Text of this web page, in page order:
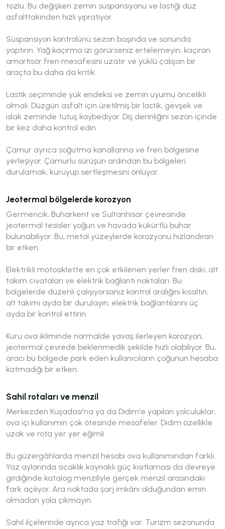
tozlu. Bu değişken zemin süspansiyonu ve lastiği düz
asfalttakinden hızlı yıpratıyor.
Süspansiyon kontrolünü sezon başında ve sonunda
yaptırın. Yağ kaçırma izi görürseniz ertelemeyin; kaçıran
amortisör fren mesafesini uzatır ve yüklü çalışan bir
araçta bu daha da kritik.
Lastik seçiminde yük endeksi ve zemin uyumu öncelikli
olmalı. Düzgün asfalt için üretilmiş bir lastik, gevşek ve
ıslak zeminde tutuş kaybediyor. Diş derinliğini sezon içinde
bir kez daha kontrol edin.
Çamur ayrıca soğutma kanallarına ve fren bölgesine
yerleşiyor. Çamurlu sürüşün ardından bu bölgeleri
durulamak, kuruyup sertleşmesini önlüyor.
Jeotermal bölgelerde korozyon
Germencik, Buharkent ve Sultanhisar çevresinde
jeotermal tesisler yoğun ve havada kükürtlü buhar
bulunabiliyor. Bu, metal yüzeylerde korozyonu hızlandıran
bir etken.
Elektrikli motosiklette en çok etkilenen yerler fren diski, alt
takım cıvataları ve elektrik bağlantı noktaları. Bu
bölgelerde düzenli çalışıyorsanız kontrol aralığını kısaltın:
alt takımı ayda bir durulayın, elektrik bağlantılarını üç
ayda bir kontrol ettirin.
Kuru ova ikliminde normalde yavaş ilerleyen korozyon,
jeotermal çevrede beklenmedik şekilde hızlı olabiliyor. Bu,
aracı bu bölgede park eden kullanıcıların çoğunun hesaba
katmadığı bir etken.
Sahil rotaları ve menzil
Merkezden Kuşadası'na ya da Didim'e yapılan yolculuklar,
ova içi kullanımın çok ötesinde mesafeler. Didim özellikle
uzak ve rota yer yer eğimli.
Bu güzergâhlarda menzil hesabı ova kullanımından farklı.
Yaz aylarında sıcaklık kaynaklı güç kısıtlaması da devreye
girdiğinde katalog menziliyle gerçek menzil arasındaki
fark açılıyor. Ara noktada şarj imkânı olduğundan emin
olmadan yola çıkmayın.
Sahil ilçelerinde ayrıca yaz trafiği var. Turizm sezonunda